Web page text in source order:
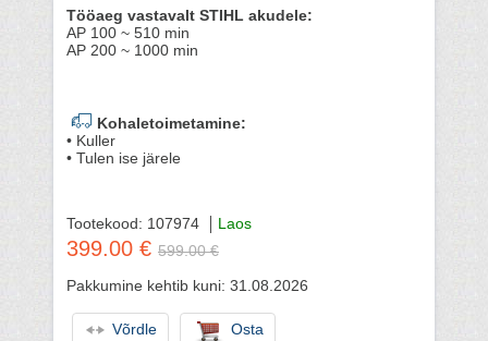
Tööaeg vastavalt STIHL akudele:
AP 100 ~ 510 min
AP 200 ~ 1000 min
Kohaletoimetamine:
• Kuller
• Tulen ise järele
Tootekood: 107974 Laos
399.00 € 599.00 €
Pakkumine kehtib kuni: 31.08.2026
Võrdle Osta